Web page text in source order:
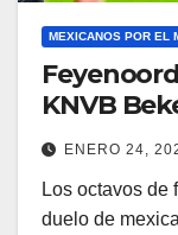
MEXICANOS POR EL
KNVB
ENERO 24,
Los octavos de
duelo de